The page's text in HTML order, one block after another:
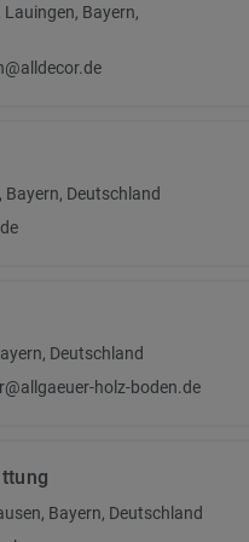
Lauingen, Bayern,
Deutschland
Deutschland
holz-boden.de
Bayern, Deutschland